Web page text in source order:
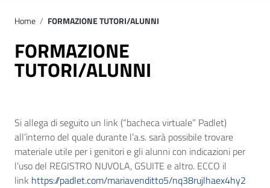
Home / FORMAZIONE TUTORI/ALUNNI
FORMAZIONE
TUTORI/ALUNNI
Si allega di seguito un link (“bacheca virtuale” Padlet)
all’interno del quale durante l’a.s. sarà possibile trovare
materiale utile per i genitori e gli alunni con indicazioni per
l’uso del REGISTRO NUVOLA, GSUITE e altro. ECCO il
link https://padlet.com/mariavenditto5/nq38rujlhaex4hy2